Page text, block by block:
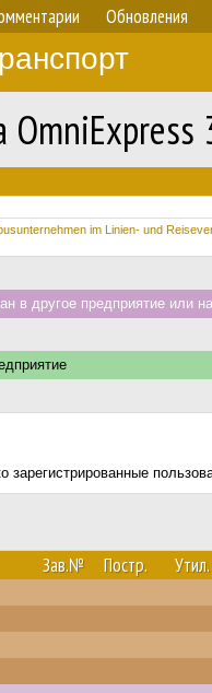
Обновления
im Linien- und
в другое предприятие или
зарегистрированные
Зав.№ Постр. Утил.